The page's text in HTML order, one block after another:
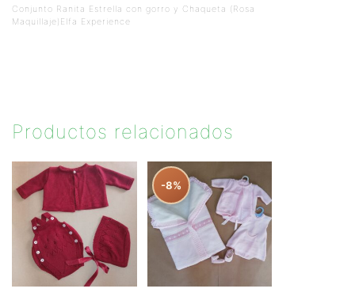
Conjunto Ranita Estrella con gorro y Chaqueta (Rosa
Maquillaje)Elfa Experience
Productos relacionados
-8%